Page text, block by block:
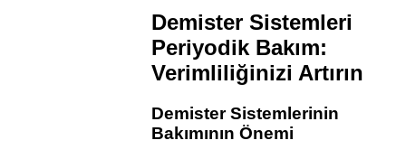
Demister Sistemleri
Periyodik Bakım:
Verimliliğinizi Artırın
Demister Sistemlerinin
Bakımının Önemi